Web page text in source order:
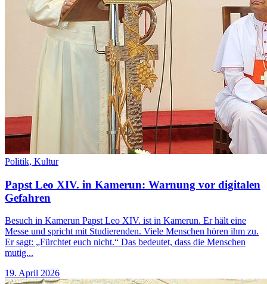
Politik, Kultur
Papst Leo XIV. in Kamerun: Warnung vor digitalen
Gefahren
Besuch in Kamerun Papst Leo XIV. ist in Kamerun. Er hält eine
Messe und spricht mit Studierenden. Viele Menschen hören ihm zu.
Er sagt: „Fürchtet euch nicht.“ Das bedeutet, dass die Menschen
mutig...
19. April 2026